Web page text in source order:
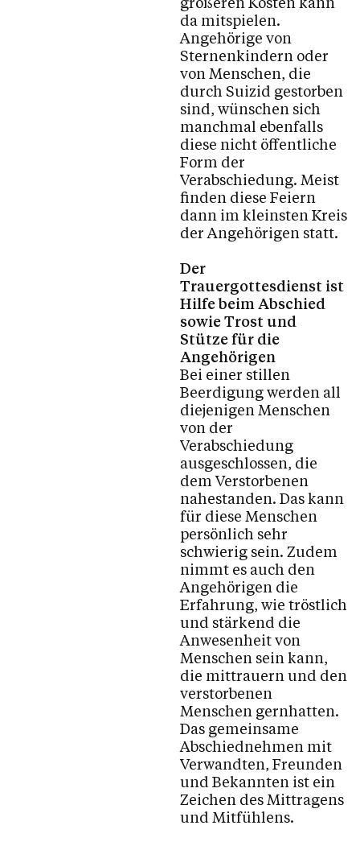
da mitspielen.
Angehörige von
Sternenkindern oder
von Menschen, die
durch Suizid gestorben
sind, wünschen sich
manchmal ebenfalls
diese nicht öffentliche
Form der
Verabschiedung. Meist
finden diese Feiern
dann im kleinsten Kreis
der Angehörigen statt.
Der
Trauergottesdienst ist
Hilfe beim Abschied
sowie Trost und
Stütze für die
Angehörigen
Bei einer stillen
Beerdigung werden all
diejenigen Menschen
von der
Verabschiedung
ausgeschlossen, die
dem Verstorbenen
nahestanden. Das kann
für diese Menschen
persönlich sehr
schwierig sein. Zudem
nimmt es auch den
Angehörigen die
Erfahrung, wie tröstlich
und stärkend die
Anwesenheit von
Menschen sein kann,
die mittrauern und den
verstorbenen
Menschen gernhatten.
Das gemeinsame
Abschiednehmen mit
Verwandten, Freunden
und Bekannten ist ein
Zeichen des Mittragens
und Mitfühlens.